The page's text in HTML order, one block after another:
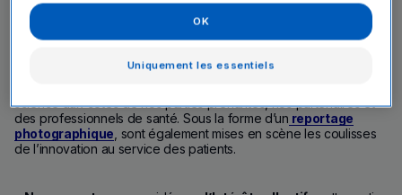
prendre soin des patients, à Conquête 2025, notre feuille de
route et vision unique.
New ways to care,guidés parla Science: cette partie met en
science aux côtés de nos parties prenantes, nos partenaires et
des professionnels de santé. Sous la forme d’un reportage
photographique , sont également mises en scène les coulisses
de l’innovation au service des patients.
Uniquement les essentiels
OK